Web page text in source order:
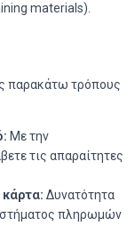
materials).
παρακάτω τρόπους
Με την
τις απαραίτητες
κάρτα: Δυνατότητα
πληρωμών